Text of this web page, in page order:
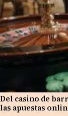
Del casino de
las apuestas